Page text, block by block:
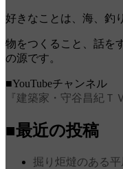
好きなことは、海、釣
物をつくること、話を
の源です。
■YouTubeチャンネル
『建築家・守谷昌紀Ｔ
■最近の投稿
掘り炬燵のある